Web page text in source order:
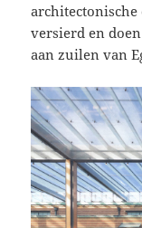
versierd en
aan zuilen van